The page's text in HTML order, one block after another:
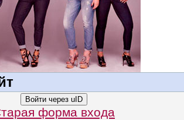
Войти через uID
форма входа